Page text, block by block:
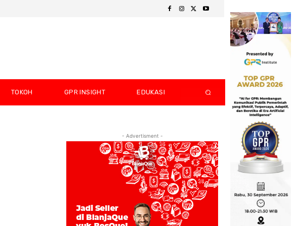
TOKOH GPR INSIGHT EDUKASI
- Advertisment -